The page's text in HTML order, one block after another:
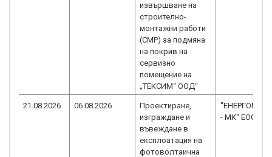
извършване на
строително-
монтажни работи
(СМР) за подмяна
на покрив на
сервизно
помещение на
„ТЕКСИМ“ ООД“
21.08.2026 06.08.2026
Проектиране,
изграждане и
въвеждане в
експлоатация на
фотоволтаична
- МК" ЕООД